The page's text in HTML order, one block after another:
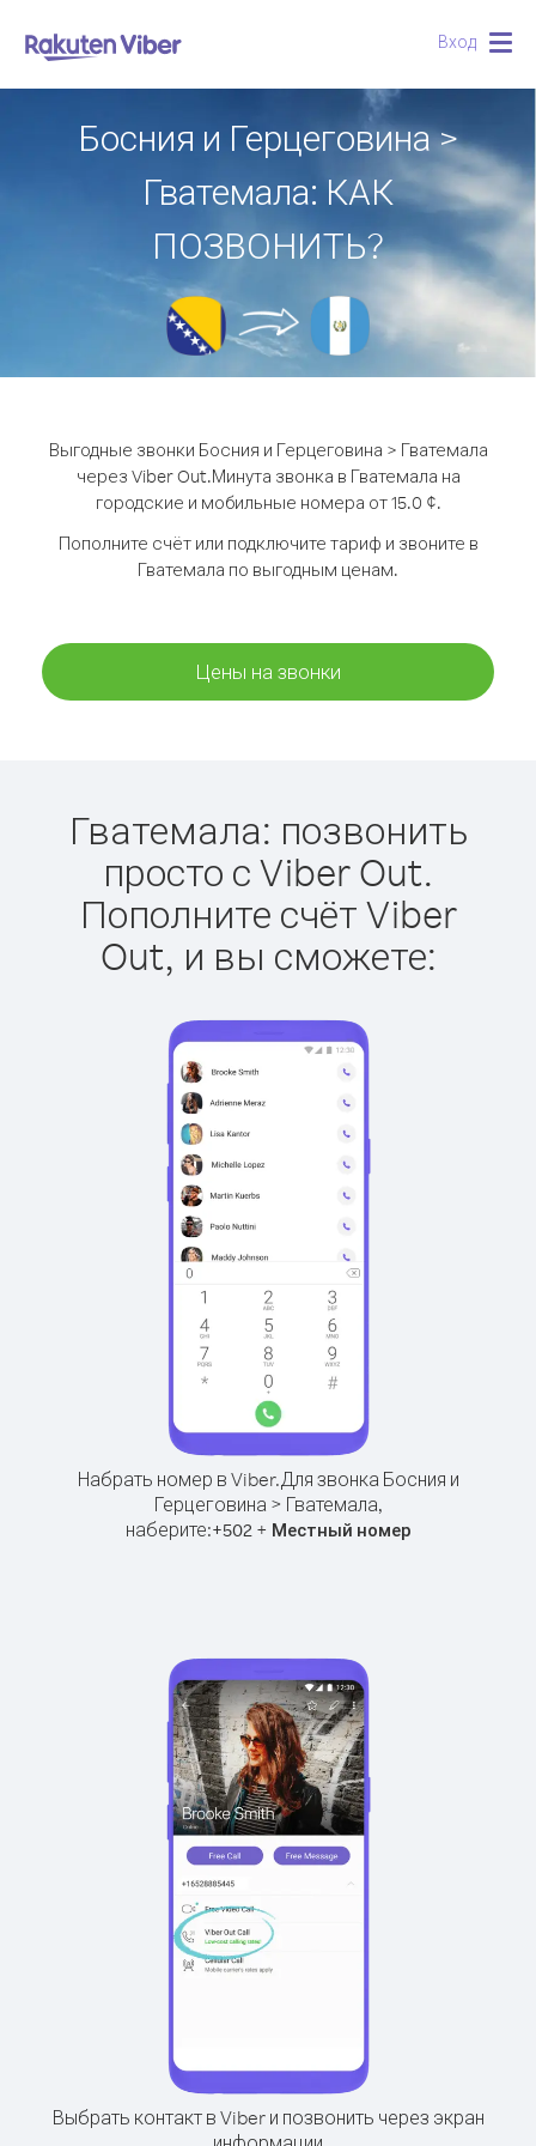
Вход
Босния и Герцеговина >
Гватемала: КАК
ПОЗВОНИТЬ?
Выгодные звонки Босния и Герцеговина > Гватемала
через Viber Out.Минута звонка в Гватемала на
городские и мобильные номера от 15.0 ¢.
Пополните счёт или подключите тариф и звоните в
Гватемала по выгодным ценам.
Цены на звонки
Гватемала: позвонить
просто с Viber Out.
Пополните счёт Viber
Out, и вы сможете:
Набрать номер в Viber.Для звонка Босния и
Герцеговина > Гватемала,
наберите:+502+ Местный номер
Выбрать контакт в Viber и позвонить через экран